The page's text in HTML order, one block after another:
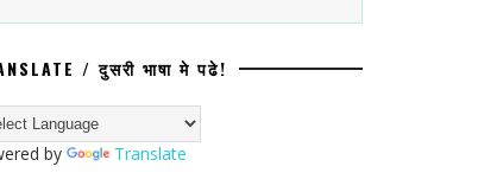
कारवाईचे संकेत! पश्चिम बंगालच्या
/ दुसरी भाषा मे पढे!
by Translate